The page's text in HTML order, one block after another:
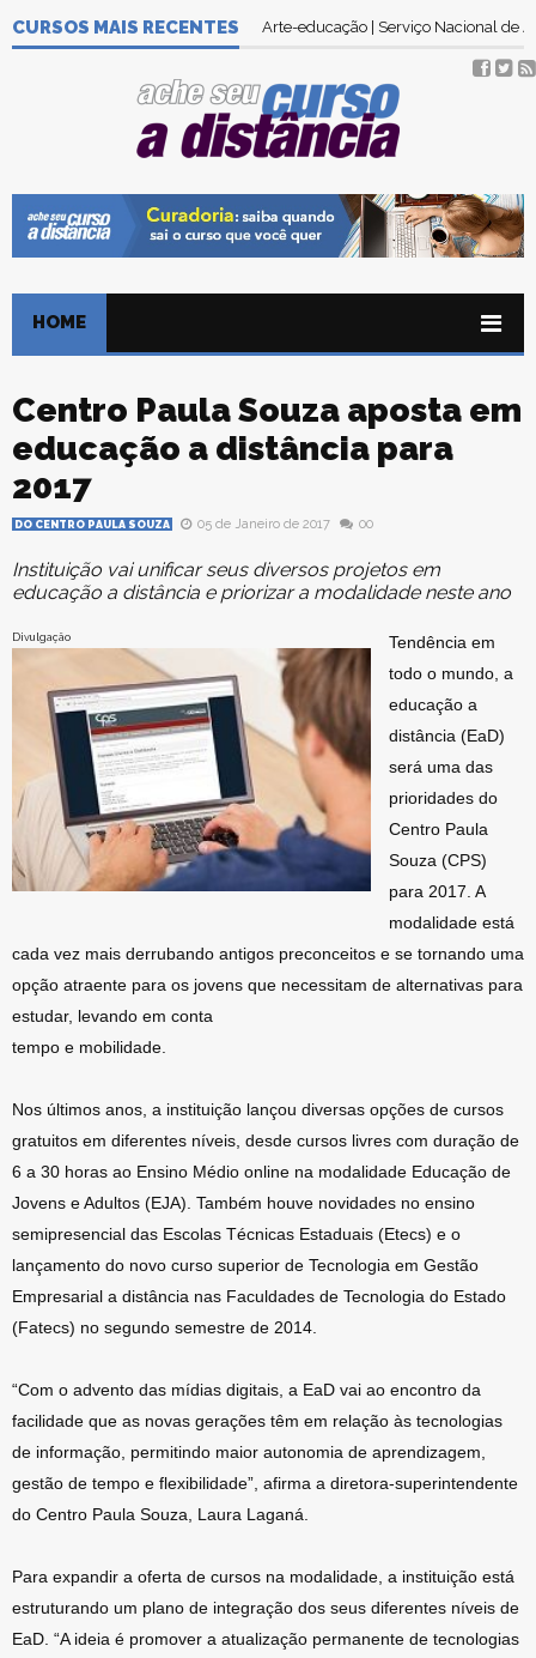
CURSOS MAIS RECENTES Arte-educação | Serviço Nacional de
HOME
Centro Paula Souza aposta em
educação a distância para
2017
DO CENTRO PAULA SOUZA 05 de Janeiro de 2017 00
Instituição vai unificar seus diversos projetos em
educação a distância e priorizar a modalidade neste ano
Divulgação
Tendência em
todo o mundo, a
educação a
distância (EaD)
será uma das
prioridades do
Centro Paula
Souza (CPS)
para 2017. A
modalidade está
cada vez mais derrubando antigos preconceitos e se tornando uma
opção atraente para os jovens que necessitam de alternativas para
estudar, levando em conta
tempo e mobilidade.
Nos últimos anos, a instituição lançou diversas opções de cursos
gratuitos em diferentes níveis, desde cursos livres com duração de
6 a 30 horas ao Ensino Médio online na modalidade Educação de
Jovens e Adultos (EJA). Também houve novidades no ensino
semipresencial das Escolas Técnicas Estaduais (Etecs) e o
lançamento do novo curso superior de Tecnologia em Gestão
Empresarial a distância nas Faculdades de Tecnologia do Estado
(Fatecs) no segundo semestre de 2014.
“Com o advento das mídias digitais, a EaD vai ao encontro da
facilidade que as novas gerações têm em relação às tecnologias
de informação, permitindo maior autonomia de aprendizagem,
gestão de tempo e flexibilidade”, afirma a diretora-superintendente
do Centro Paula Souza, Laura Laganá.
Para expandir a oferta de cursos na modalidade, a instituição está
estruturando um plano de integração dos seus diferentes níveis de
EaD. “A ideia é promover a atualização permanente de tecnologias